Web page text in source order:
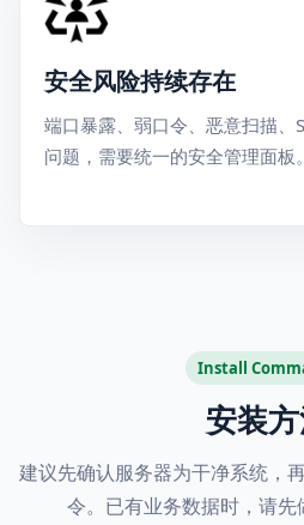
安全风险持续存在
端口暴露、弱口令、恶意扫描、
问题，需要统一的安全管理面板。
Install
安装
建议先确认服务器为干净系统，
令。已有业务数据时，请先